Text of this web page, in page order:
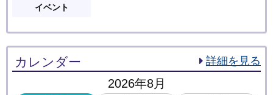
イベント
カレンダー 詳細を見る
2026年8月